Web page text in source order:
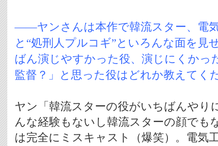
――ヤンさんは本作で韓流スター、電
と“処刑人プルコギ”といろんな面を見
ばん演じやすかった役、演じにくかっ
監督？」と思った役はどれか教えてく
ヤン「韓流スターの役がいちばんやり
んな経験もないし韓流スターの顔でも
は完全にミスキャスト（爆笑）。電気